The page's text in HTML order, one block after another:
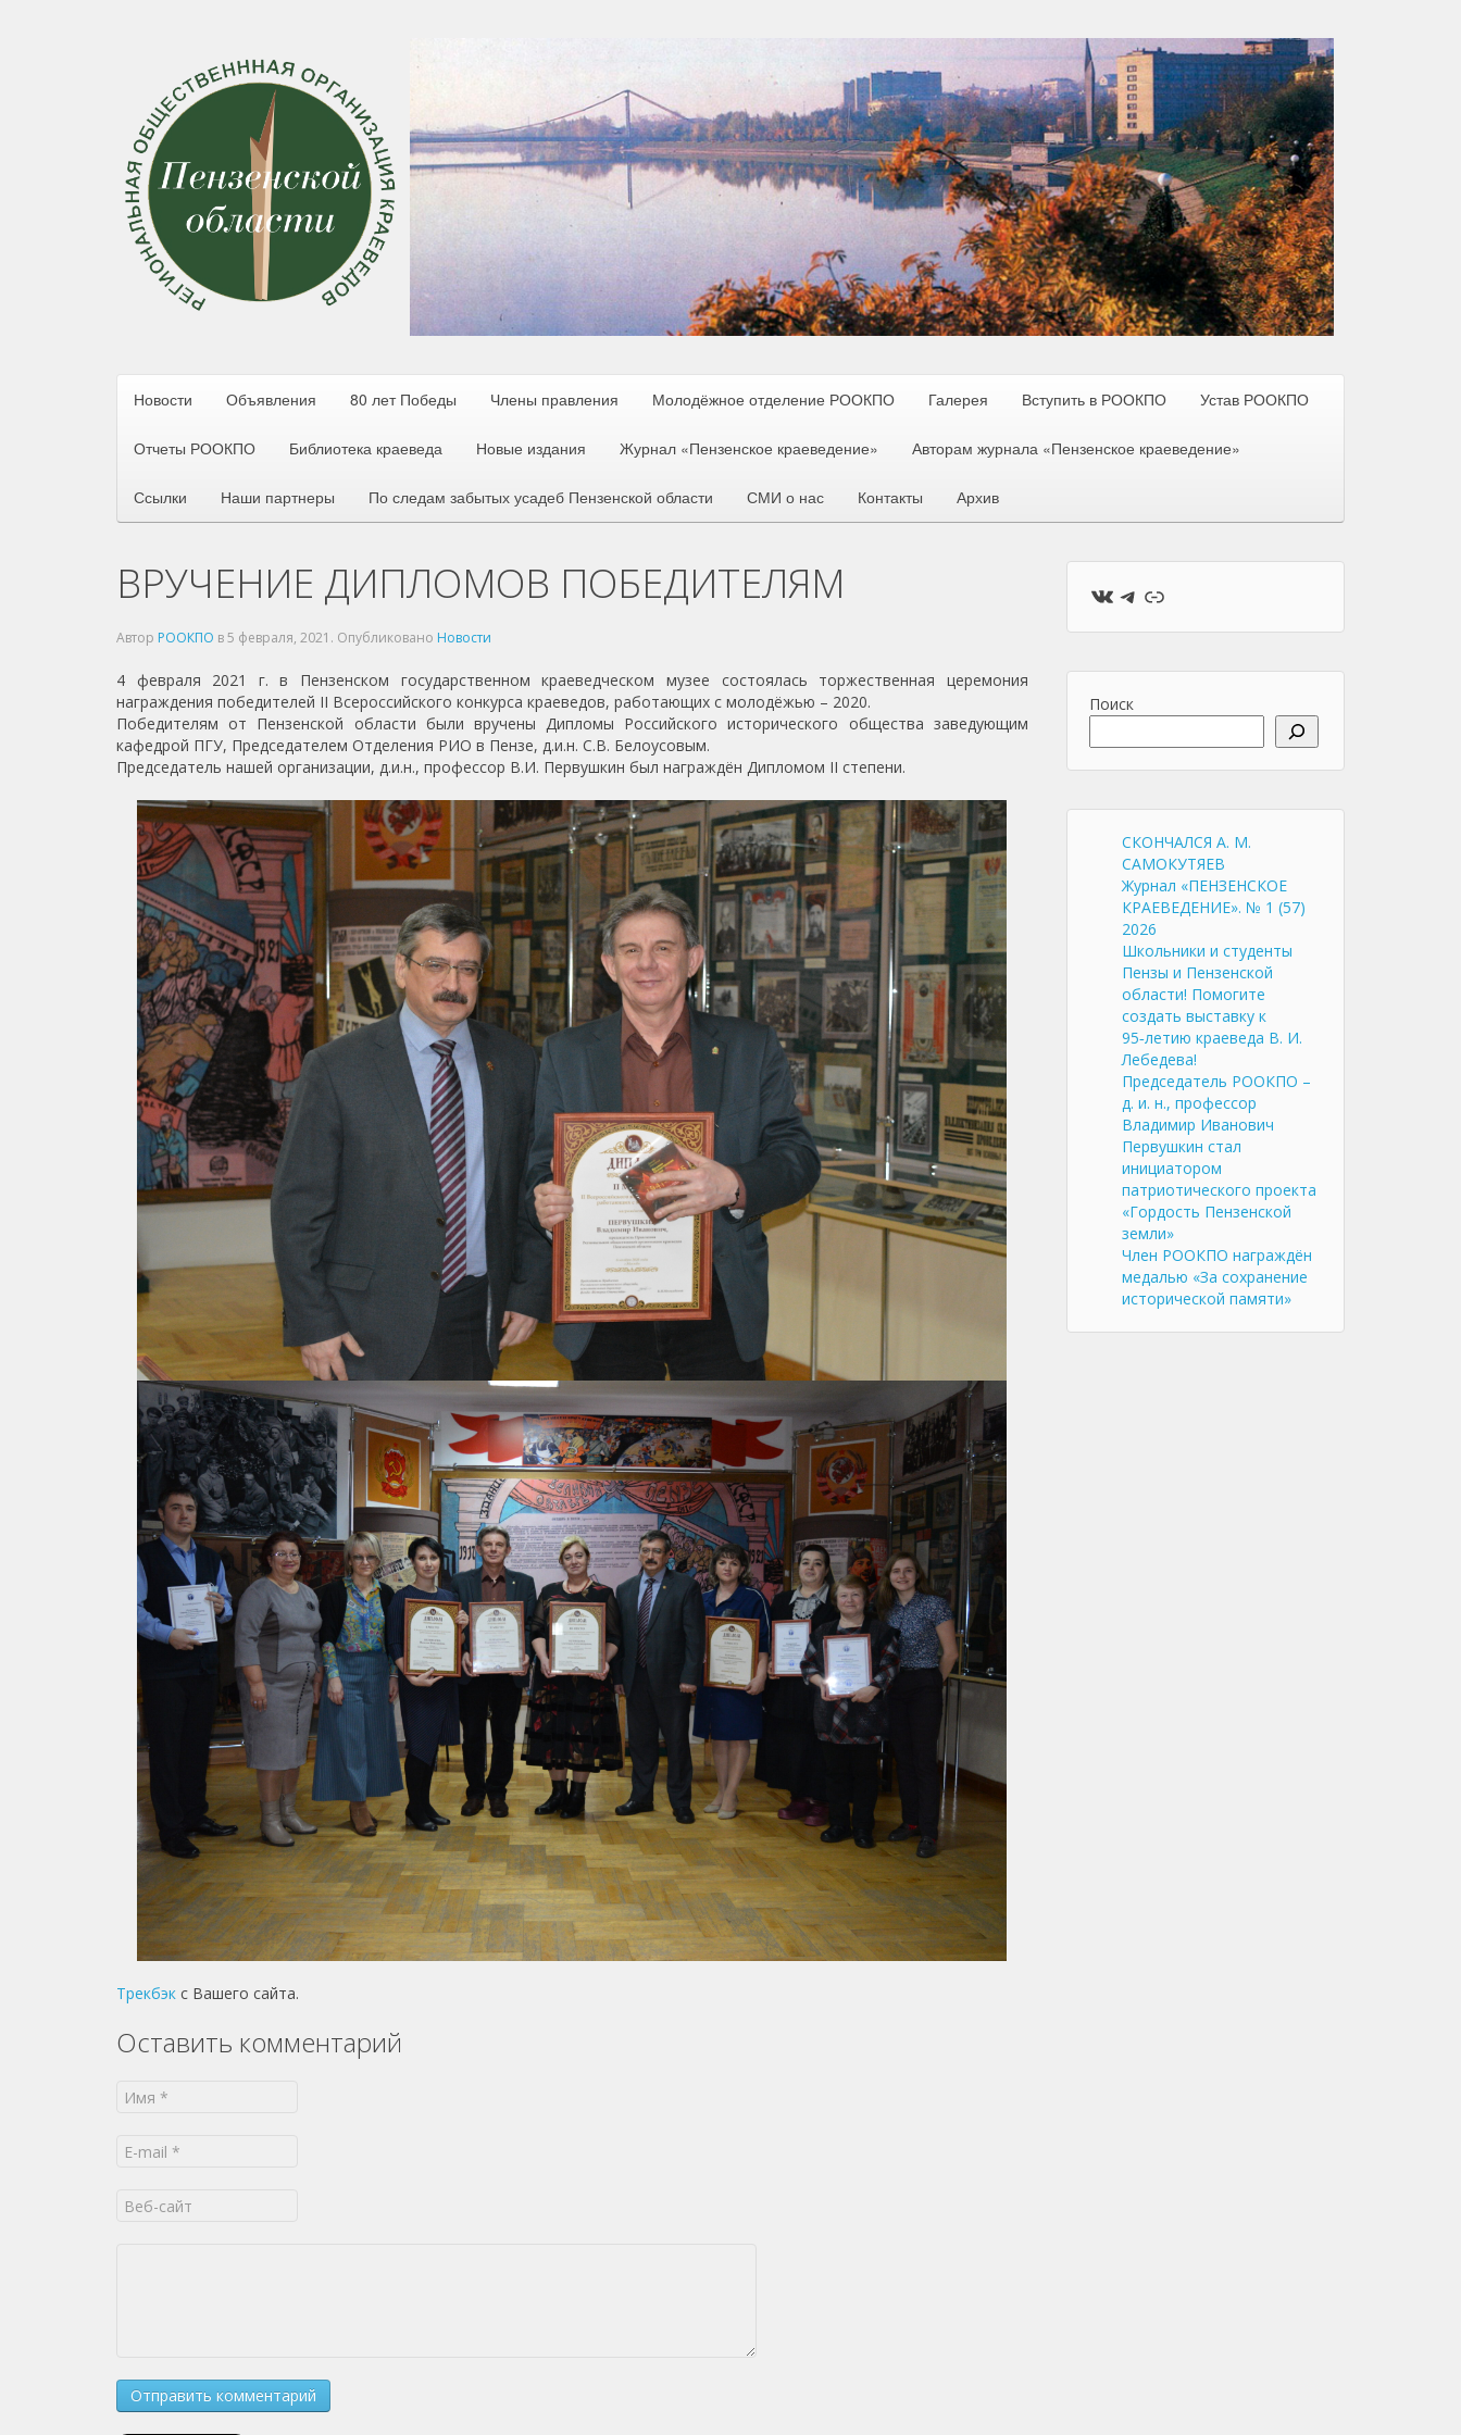
Новости Объявления 80 лет Победы Члены правления Молодёжное отделение РООКПО Галерея Вступить в РООКПО Устав РООКПО
Отчеты РООКПО Библиотека краеведа Новые издания Журнал «Пензенское краеведение» Авторам журнала «Пензенское краеведение»
Ссылки Наши партнеры По следам забытых усадеб Пензенской области СМИ о нас Контакты Архив
ВРУЧЕНИЕ ДИПЛОМОВ ПОБЕДИТЕЛЯМ
Автор РООКПО в5 февраля, 2021 . Опубликовано Новости
4 февраля 2021 г. в Пензенском государственном краеведческом музее состоялась торжественная церемония
награждения победителей II Всероссийского конкурса краеведов, работающих с молодёжью – 2020.
Победителям от Пензенской области были вручены Дипломы Российского исторического общества заведующим
кафедрой ПГУ, Председателем Отделения РИО в Пензе, д.и.н. С.В. Белоусовым.
Председатель нашей организации, д.и.н., профессор В.И. Первушкин был награждён Дипломом II степени.
Трекбэк с Вашего сайта.
Оставить комментарий
ВКонтакте
Telegram
Ссылка
Поиск
СКОНЧАЛСЯ А. М.
САМОКУТЯЕВ
Журнал «ПЕНЗЕНСКОЕ
КРАЕВЕДЕНИЕ». № 1 (57)
2026
Школьники и студенты
Пензы и Пензенской
области! Помогите
создать выставку к
95‑летию краеведа В. И.
Лебедева!
Председатель РООКПО –
д. и. н., профессор
Владимир Иванович
Первушкин стал
инициатором
патриотического проекта
«Гордость Пензенской
земли»
Член РООКПО награждён
медалью «За сохранение
исторической памяти»